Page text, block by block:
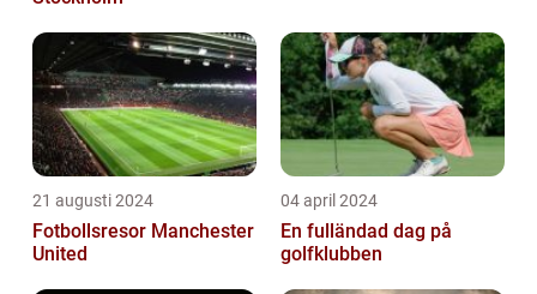
21 augusti 2024
Fotbollsresor Manchester
United
04 april 2024
En fulländad dag på
golfklubben